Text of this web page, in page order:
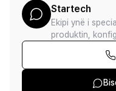
Startech
Ekipi ynë i
produktin,